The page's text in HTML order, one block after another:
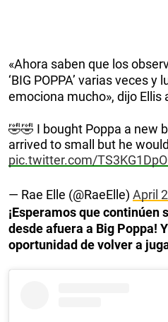
«Ahora saben que los
‘BIG POPPA’ varias veces y
emociona mucho», dijo Ellis
🤣🤣 I bought Poppa a new
arrived to small but he
pic.twitter.com/
— Rae Elle (@RaeElle) April
¡Esperamos que continúen
desde afuera a Big Poppa!
oportunidad de volver a